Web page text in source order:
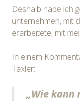
Deshalb habe ich
unternehmen, mit
erarbeitete, mit
In einem
Taxler:
„Wie kann